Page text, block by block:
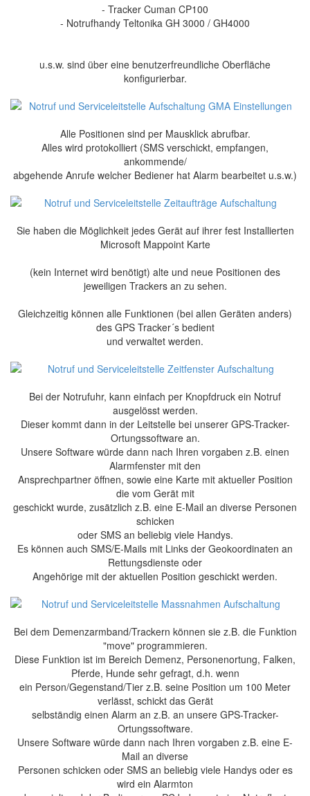
- Tracker Cuman CP100
- Notrufhandy Teltonika GH 3000 / GH4000
u.s.w. sind über eine benutzerfreundliche Oberfläche
konfigurierbar.
Alle Positionen sind per Mausklick abrufbar.
Alles wird protokolliert (SMS verschickt, empfangen,
ankommende/
abgehende Anrufe welcher Bediener hat Alarm bearbeitet u.s.w.)
Sie haben die Möglichkeit jedes Gerät auf ihrer fest Installierten
Microsoft Mappoint Karte
(kein Internet wird benötigt) alte und neue Positionen des
jeweiligen Trackers an zu sehen.
Gleichzeitig können alle Funktionen (bei allen Geräten anders)
des GPS Tracker´s bedient
und verwaltet werden.
Bei der Notrufuhr, kann einfach per Knopfdruck ein Notruf
ausgelösst werden.
Dieser kommt dann in der Leitstelle bei unserer GPS-Tracker-
Ortungssoftware an.
Unsere Software würde dann nach Ihren vorgaben z.B. einen
Alarmfenster mit den
Ansprechpartner öffnen, sowie eine Karte mit aktueller Position
die vom Gerät mit
geschickt wurde, zusätzlich z.B. eine E-Mail an diverse Personen
schicken
oder SMS an beliebig viele Handys.
Es können auch SMS/E-Mails mit Links der Geokoordinaten an
Rettungsdienste oder
Angehörige mit der aktuellen Position geschickt werden.
Bei dem Demenzarmband/Trackern können sie z.B. die Funktion
"move" programmieren.
Diese Funktion ist im Bereich Demenz, Personenortung, Falken,
Pferde, Hunde sehr gefragt, d.h. wenn
ein Person/Gegenstand/Tier z.B. seine Position um 100 Meter
verlässt, schickt das Gerät
selbständig einen Alarm an z.B. an unsere GPS-Tracker-
Ortungssoftware.
Unsere Software würde dann nach Ihren vorgaben z.B. eine E-
Mail an diverse
Personen schicken oder SMS an beliebig viele Handys oder es
wird ein Alarmton